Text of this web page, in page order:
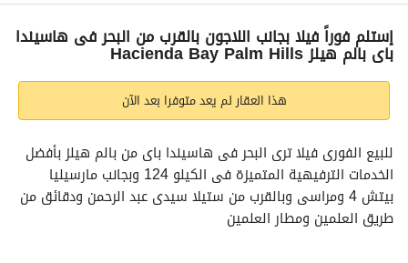
التفاصيل الاتجاهات والمؤشرات رهن عقاري
إستلم فوراً فيلا بجانب اللاجون بالقرب من البحر فى هاسيندا
باى بالم هيلز Hacienda Bay Palm Hills
هذا العقار لم يعد متوفرا بعد الآن
طريق العلمين ومطار العلمين